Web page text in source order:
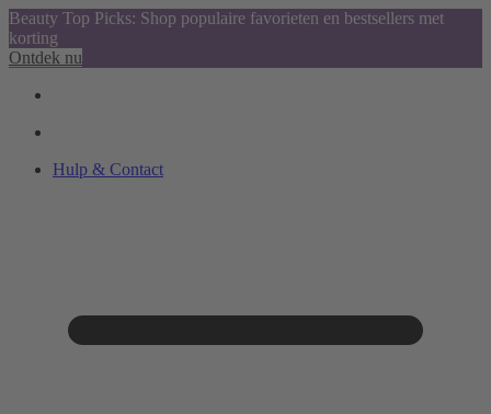
Beauty Top Picks: Shop populaire favorieten en bestsellers met
korting
Ontdek nu
Hulp & Contact